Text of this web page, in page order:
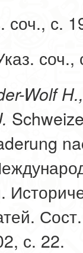
соч., с.
соч.,
Wolf
с. 22.